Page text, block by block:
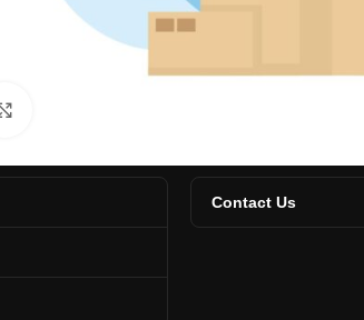
Contact Us